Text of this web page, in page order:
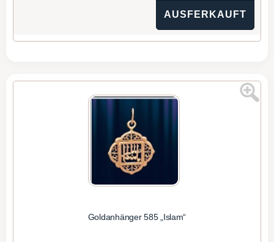
AUSFERKAUFT
Goldanhänger 585 „Islam“